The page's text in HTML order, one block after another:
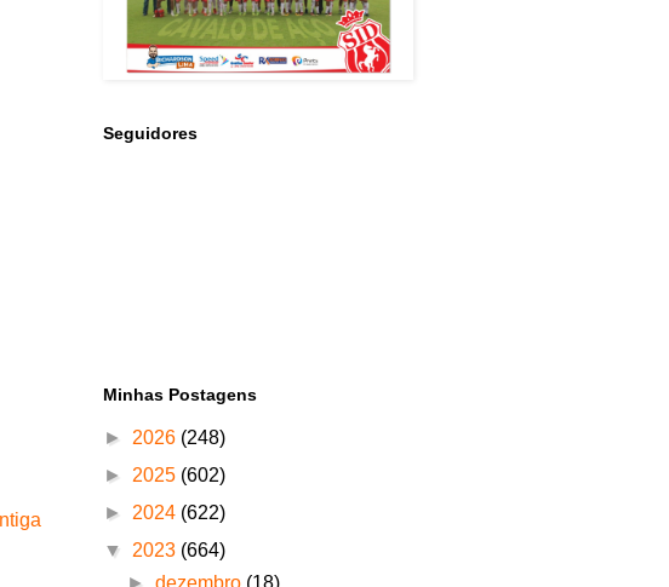
Seguidores
Minhas Postagens
► 2026 (248)
► 2025 (602)
► 2024 (622)
▼ 2023 (664)
►dezembro (18)